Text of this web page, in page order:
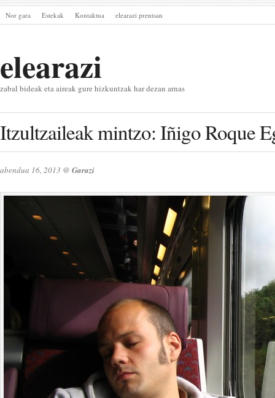
Nor gara Estekak Kontaktua elearazi prentsan
elearazi
zabal bideak eta aireak gure hizkuntzak har dezan arnas
Itzultzaileak mintzo: Iñigo Roque
abendua 16, 2013 @ Garazi